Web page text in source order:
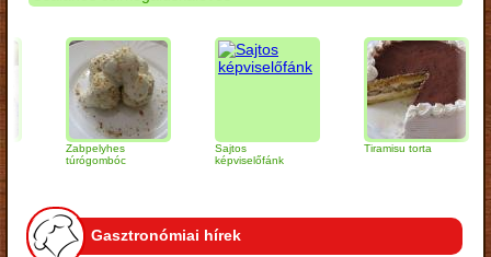
Zabpelyhes
túrógombóc
képviselőfánk
Tiramisu torta
Gasztronómiai hírek